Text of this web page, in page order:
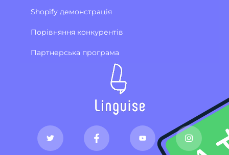
Shopify демонстрація
Порівняння конкурентів
Партнерська програма